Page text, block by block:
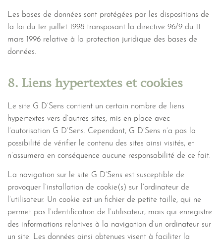
Les bases de données sont protégées par les dispositions de
la loi du 1er juillet 1998 transposant la directive 96/9 du 11
mars 1996 relative à la protection juridique des bases de
données.
8. Liens hypertextes et cookies
Le site G D’Sens contient un certain nombre de liens
hypertextes vers d’autres sites, mis en place avec
l’autorisation G D’Sens. Cependant, G D’Sens n’a pas la
possibilité de vérifier le contenu des sites ainsi visités, et
n’assumera en conséquence aucune responsabilité de ce fait.
La navigation sur le site G D’Sens est susceptible de
provoquer l’installation de cookie(s) sur l’ordinateur de
l’utilisateur. Un cookie est un fichier de petite taille, qui ne
permet pas l’identification de l’utilisateur, mais qui enregistre
des informations relatives à la navigation d’un ordinateur sur
un site. Les données ainsi obtenues visent à faciliter la